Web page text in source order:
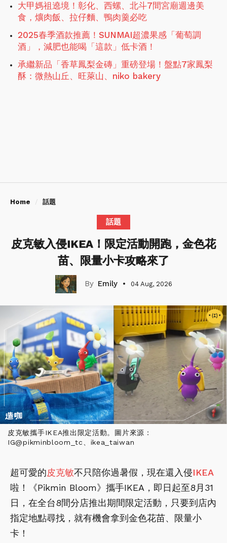
大甲媽祖遶境！彰化、西螺、北斗7間宮廟週邊美
食，爌肉飯、拉仔麵、鴨肉羹必吃
2025春季酒款推薦！SUNMAI超濃果感「葡萄調
酒」，減肥也能喝「這款」低卡酒！
承繼新品「香草鳳梨金磚」重磅登場！盤點7家鳳梨
酥：微熱山丘、旺萊山、niko bakery
Home 話題
話題
皮克敏入侵IKEA！限定活動開跑，金色花
苗、限量小卡攻略來了
Emily 04 Aug, 2026
皮克敏攜手IKEA推出限定活動。圖片來源：
IG@pikminbloom_tc、ikea_taiwan
超可愛的皮克敏不只陪你過暑假，現在還入侵IKEA
啦！《Pikmin Bloom》攜手IKEA，即日起至8月31
日，在全台8間分店推出期間限定活動，只要到店內
指定地點尋找，就有機會拿到金色花苗、限量小
卡！